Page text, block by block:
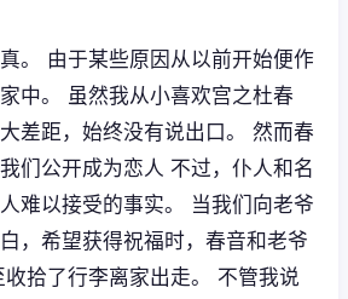
。 由于某些原因从以前开始便作
中。 虽然我从小喜欢宫之杜春
差距，始终没有说出口。 然而春
们公开成为恋人 不过，仆人和名
难以接受的事实。 当我们向老爷
，希望获得祝福时，春音和老爷
拾了行李离家出走。 不管我说